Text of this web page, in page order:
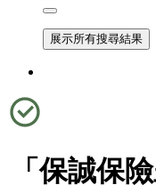
展示所有搜尋結果
「保誠保